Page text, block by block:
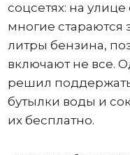
соцсетях: на улице
многие стараются
литры бензина,
включают не все.
решил
бутылки воды и
их бесплатно.